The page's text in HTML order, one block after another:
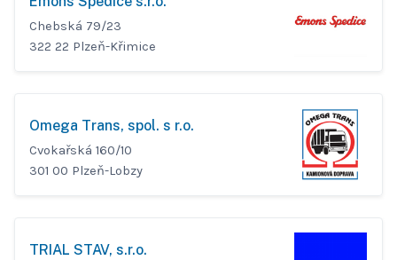
Chebská 79/23
322 22 Plzeň-Křimice
Omega Trans, spol. s r.o.
Cvokařská 160/10
301 00 Plzeň-Lobzy
TRIAL STAV, s.r.o.